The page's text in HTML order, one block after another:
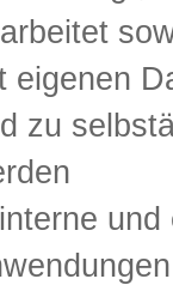
eigenen
zu